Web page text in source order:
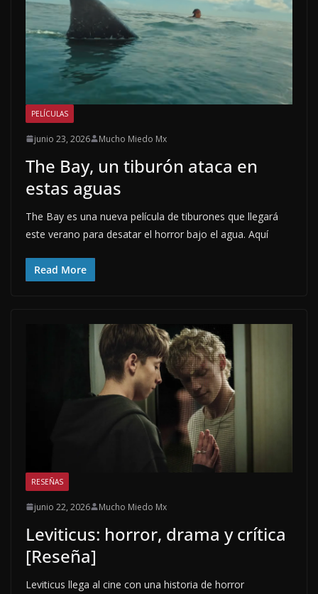
PELÍCULAS
junio 23, 2026 Mucho Miedo Mx
The Bay, un tiburón ataca en
estas aguas
The Bay es una nueva película de tiburones que llegará
este verano para desatar el horror bajo el agua. Aquí
Read More
RESEÑAS
junio 22, 2026 Mucho Miedo Mx
Leviticus: horror, drama y crítica
[Reseña]
Leviticus llega al cine con una historia de horror